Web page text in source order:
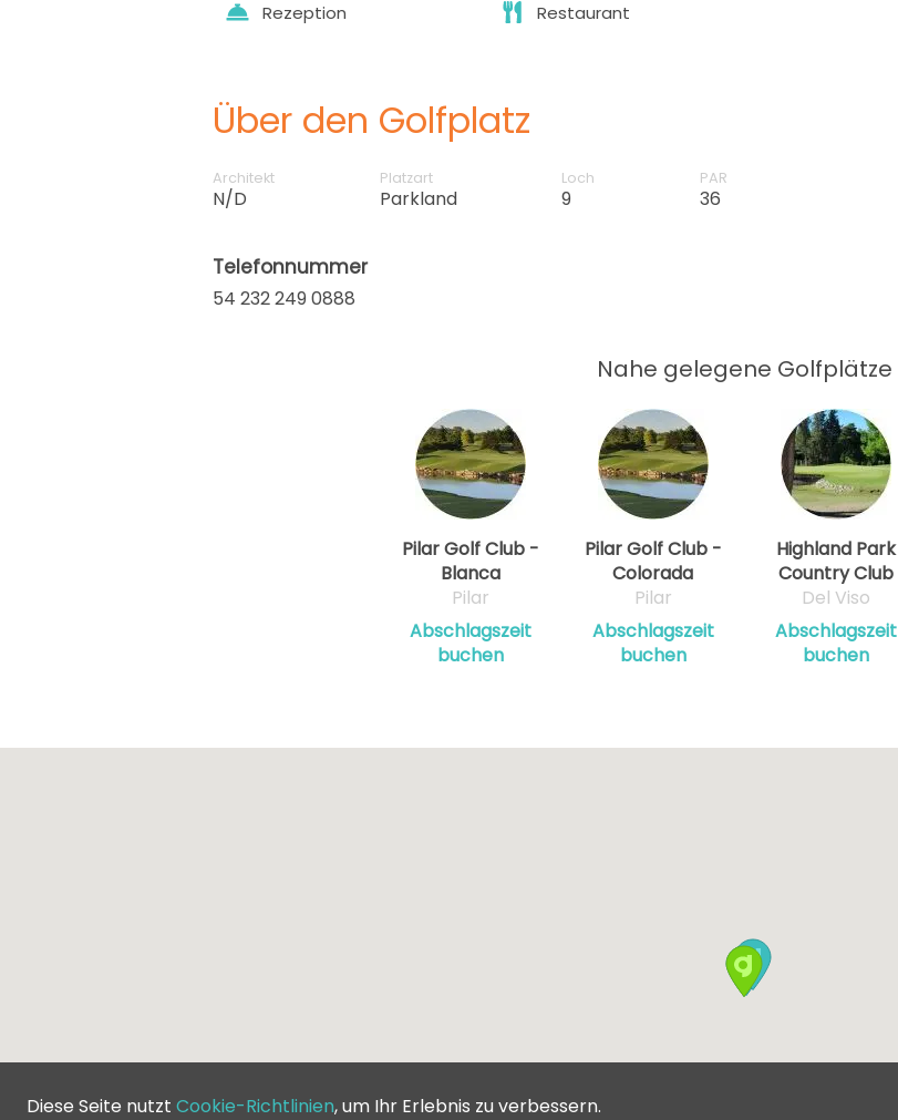
Rezeption Restaurant
Über den Golfplatz
Architekt
N/D
Platzart
Parkland
Loch
9
PAR
36
Telefonnummer
54 232 249 0888
Nahe gelegene Golfplätze
Pilar Golf Club -
Blanca
Pilar
Abschlagszeit
buchen
Pilar Golf Club -
Colorada
Pilar
Abschlagszeit
buchen
Highland Park
Country Club
Del Viso
Abschlagszeit
buchen
Diese Seite nutzt Cookie-Richtlinien, um Ihr Erlebnis zu verbessern.